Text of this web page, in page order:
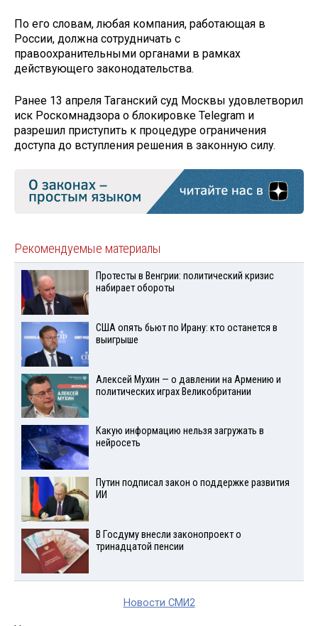
По его словам, любая компания, работающая в
России, должна сотрудничать с
правоохранительными органами в рамках
действующего законодательства.
Ранее 13 апреля Таганский суд Москвы удовлетворил
иск Роскомнадзора о блокировке Telegram и
разрешил приступить к процедуре ограничения
доступа до вступления решения в законную силу.
Рекомендуемые материалы
Протесты в Венгрии: политический кризис
набирает обороты
США опять бьют по Ирану: кто останется в
выигрыше
Алексей Мухин — о давлении на Армению и
политических играх Великобритании
Какую информацию нельзя загружать в
нейросеть
Путин подписал закон о поддержке развития
ИИ
В Госдуму внесли законопроект о
тринадцатой пенсии
Новости СМИ2